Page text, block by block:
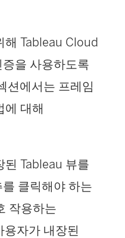
해 Tableau Cloud
을 사용하도록
션에서는 프레임
에 대해
된 Tableau 뷰를
클릭해야 하는
작용하는
용자가 내장된